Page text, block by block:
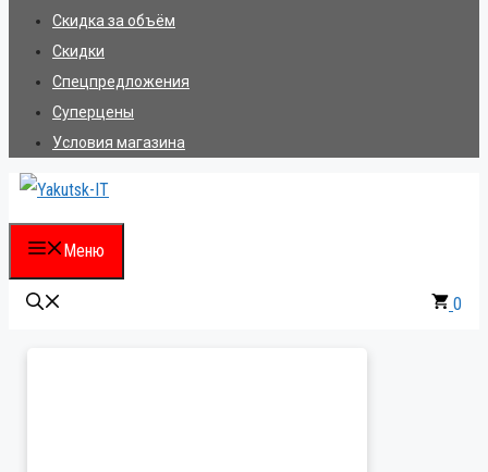
Скидка за объём
Скидки
Спецпредложения
Суперцены
Условия магазина
Меню
0